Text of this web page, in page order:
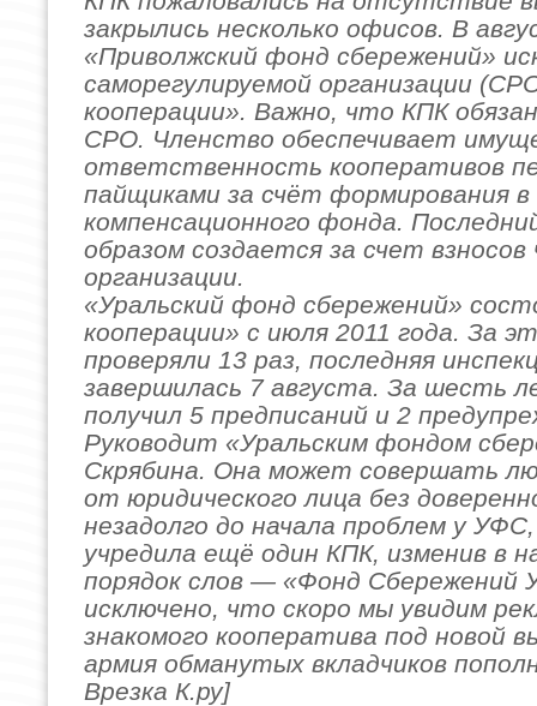
закрылись несколько офисов. В
«Приволжский фонд сбережений»
саморегулируемой организации
кооперации». Важно, что КПК
СРО. Членство обеспечивает
ответственность кооперативов
пайщиками за счёт формирования
компенсационного фонда.
образом создается за счет взносов
организации.
«Уральский фонд сбережений»
кооперации» с июля 2011 года. За
проверяли 13 раз, последняя
завершилась 7 августа. За шесть
получил 5 предписаний и 2
Руководит «Уральским фондом
Скрябина. Она может совершать
от юридического лица без
незадолго до начала проблем у
учредила ещё один КПК, изменив в
порядок слов — «Фонд Сбережений
исключено, что скоро мы увидим
знакомого кооператива под новой
армия обманутых вкладчиков
Врезка К.ру]